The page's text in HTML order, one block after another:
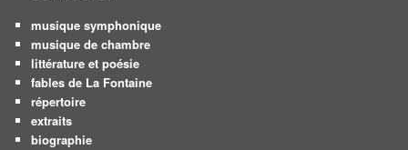
musique symphonique
musique de chambre
littérature et poésie
fables de La Fontaine
répertoire
extraits
biographie